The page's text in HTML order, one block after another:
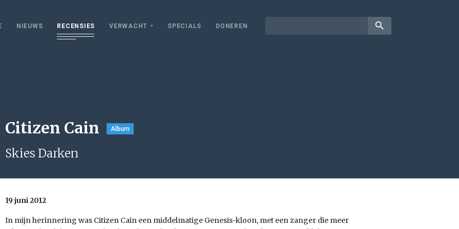
NIEUWS RECENSIES VERWACHT SPECIALS DONEREN search
Citizen Cain Album
Skies Darken
19 juni 2012
In mijn herinnering was Citizen Cain een middelmatige Genesis-kloon, met een zanger die meer